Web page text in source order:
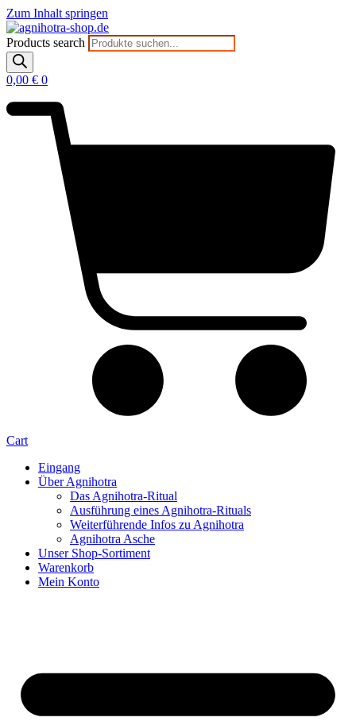
Zum Inhalt springen
Products search
0,00 € 0
Cart
Eingang
Über Agnihotra
Das Agnihotra-Ritual
Ausführung eines Agnihotra-Rituals
Weiterführende Infos zu Agnihotra
Agnihotra Asche
Unser Shop-Sortiment
Warenkorb
Mein Konto